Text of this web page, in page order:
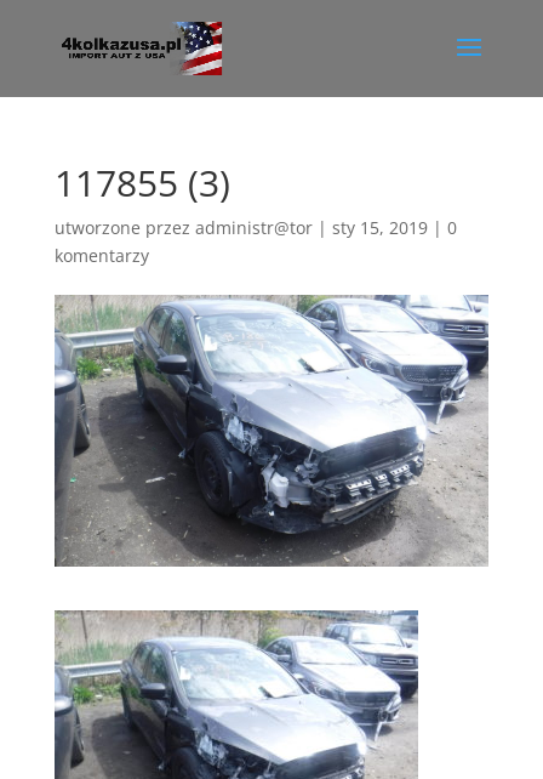
117855 (3)
utworzone przez administr@tor| sty 15, 2019| 0
komentarzy